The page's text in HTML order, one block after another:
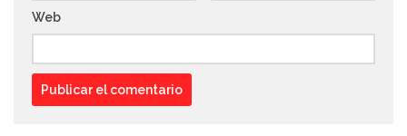
Web